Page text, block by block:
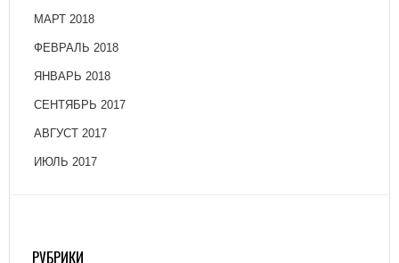
МАРТ 2018
ФЕВРАЛЬ 2018
ЯНВАРЬ 2018
СЕНТЯБРЬ 2017
АВГУСТ 2017
ИЮЛЬ 2017
РУБРИКИ